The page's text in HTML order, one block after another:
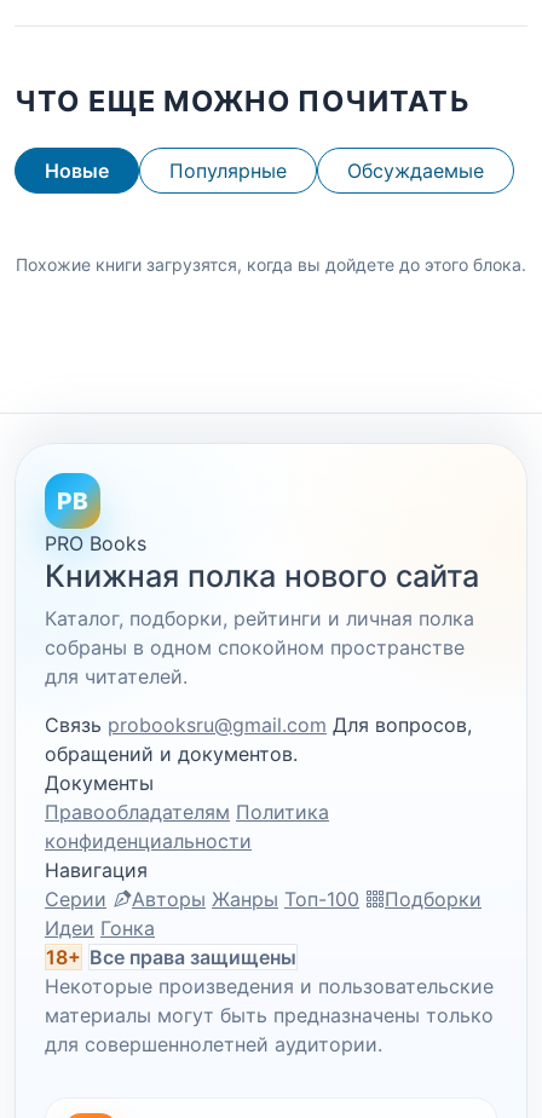
ЧТО ЕЩЕ МОЖНО ПОЧИТАТЬ
Новые Популярные Обсуждаемые
Похожие книги загрузятся, когда вы дойдете до этого блока.
PB
PRO Books
Книжная полка нового сайта
Каталог, подборки, рейтинги и личная полка
собраны в одном спокойном пространстве
для читателей.
Связь probooksru@gmail.com Для вопросов,
обращений и документов.
Документы
Правообладателям Политика
конфиденциальности
Навигация
Серии
Авторы Жанры Топ-100
Подборки
Идеи Гонка
18+ Все права защищены
Некоторые произведения и пользовательские
материалы могут быть предназначены только
для совершеннолетней аудитории.